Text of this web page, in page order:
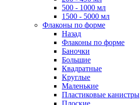
500 - 1000 мл
1500 - 5000 мл
Флаконы по форме
Назад
Флаконы по форме
Баночки
Большие
Квадратные
Круглые
Маленькие
Пластиковые канистры
Плоские